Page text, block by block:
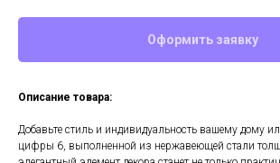
Оформить заявку
Описание товара:
Добавьте стиль и индивидуальность вашему дому
цифры 6, выполненной из нержавеющей стали